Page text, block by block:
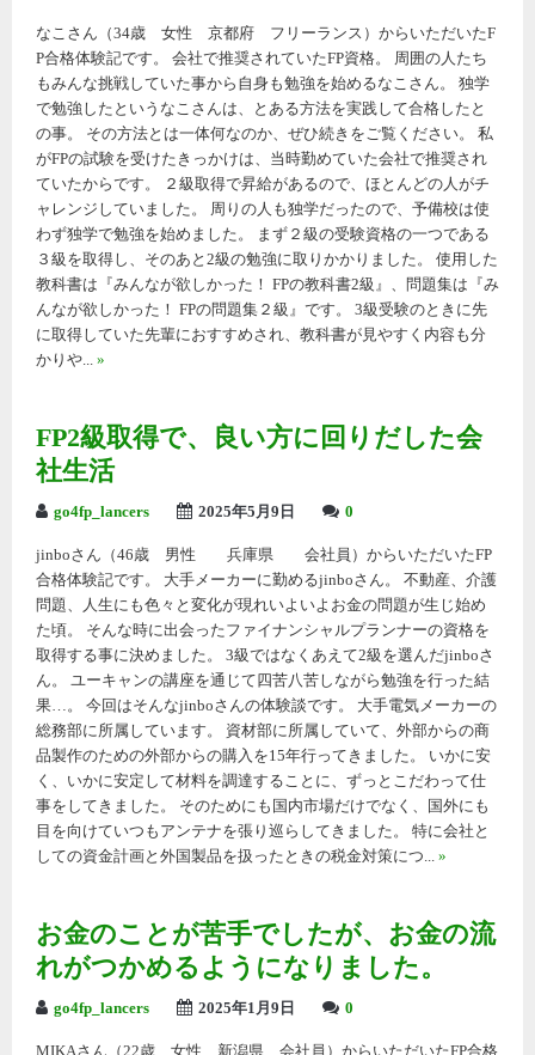
なこさん（34歳 女性 京都府 フリーランス）からいただいたF
P合格体験記です。 会社で推奨されていたFP資格。 周囲の人たち
もみんな挑戦していた事から自身も勉強を始めるなこさん。 独学
で勉強したというなこさんは、とある方法を実践して合格したと
の事。 その方法とは一体何なのか、ぜひ続きをご覧ください。 私
がFPの試験を受けたきっかけは、当時勤めていた会社で推奨され
ていたからです。 ２級取得で昇給があるので、ほとんどの人がチ
ャレンジしていました。 周りの人も独学だったので、予備校は使
わず独学で勉強を始めました。 まず２級の受験資格の一つである
３級を取得し、そのあと2級の勉強に取りかかりました。 使用した
教科書は『みんなが欲しかった！ FPの教科書2級』、問題集は『み
んなが欲しかった！ FPの問題集２級』です。 3級受験のときに先
に取得していた先輩におすすめされ、教科書が見やすく内容も分
かりや... »
FP2級取得で、良い方に回りだした会
社生活
go4fp_lancers 2025年5月9日 0
jinboさん（46歳 男性 兵庫県 会社員）からいただいたFP
合格体験記です。 大手メーカーに勤めるjinboさん。 不動産、介護
問題、人生にも色々と変化が現れいよいよお金の問題が生じ始め
た頃。 そんな時に出会ったファイナンシャルプランナーの資格を
取得する事に決めました。 3級ではなくあえて2級を選んだjinboさ
ん。 ユーキャンの講座を通じて四苦八苦しながら勉強を行った結
果…。 今回はそんなjinboさんの体験談です。 大手電気メーカーの
総務部に所属しています。 資材部に所属していて、外部からの商
品製作のための外部からの購入を15年行ってきました。 いかに安
く、いかに安定して材料を調達することに、ずっとこだわって仕
事をしてきました。 そのためにも国内市場だけでなく、国外にも
目を向けていつもアンテナを張り巡らしてきました。 特に会社と
しての資金計画と外国製品を扱ったときの税金対策につ... »
お金のことが苦手でしたが、お金の流
れがつかめるようになりました。
go4fp_lancers 2025年1月9日 0
MIKAさん（22歳 女性 新潟県 会社員）からいただいたFP合格